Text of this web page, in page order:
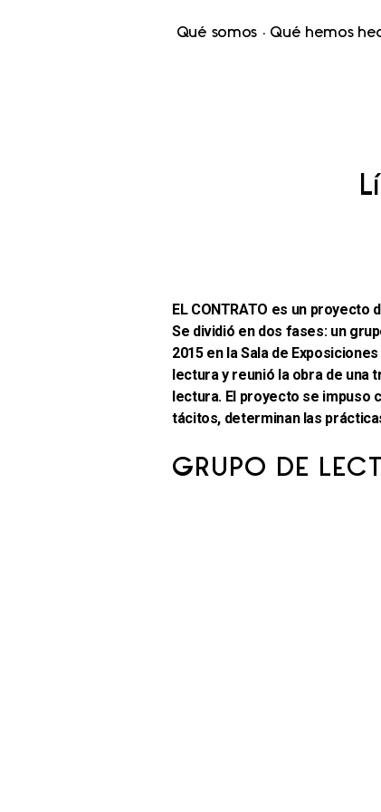
Qué somos Qué hemos
EL CONTRATO es un
Se dividió en dos fases: un
2015 en la Sala de
lectura y reunió la obra de una
lectura. El proyecto se impuso
tácitos, determinan las
GRUPO DE